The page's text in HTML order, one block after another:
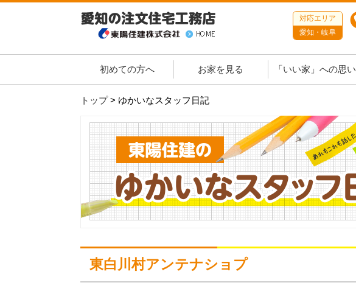
対応エリア
愛知・岐阜
初めての方へ お家を見る 「いい家」への思い
トップ> ゆかいなスタッフ日記
東白川村アンテナショプ